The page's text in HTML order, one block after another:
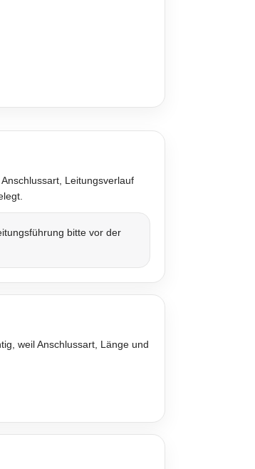
Leitungsverlauf
bitte vor der
weil Anschlussart, Länge und